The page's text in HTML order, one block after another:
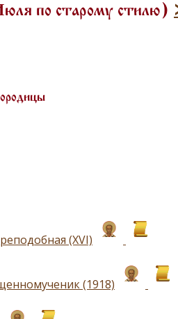
по старому стилю)
(XVI)
(1918)